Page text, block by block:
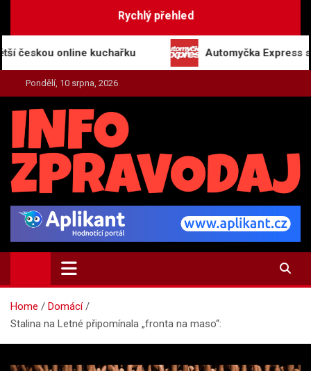
Rychlý přehled
online kuchařku Automyčka Express slaví 20
Pondělí, 10 srpna, 2026
INFO-ZPRAVODAJ.CZ
Zpravodajství | Press | Tiskové zprávy
Home
Domácí
Stalina na Letné připomínala „fronta na maso“: